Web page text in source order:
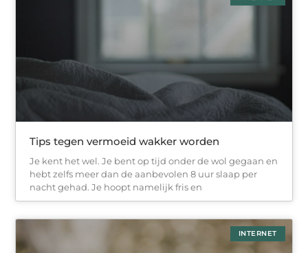
Tips tegen vermoeid wakker worden
Je kent het wel. Je bent op tijd onder de wol gegaan en
hebt zelfs meer dan de aanbevolen 8 uur slaap per
nacht gehad. Je hoopt namelijk fris en
INTERNET